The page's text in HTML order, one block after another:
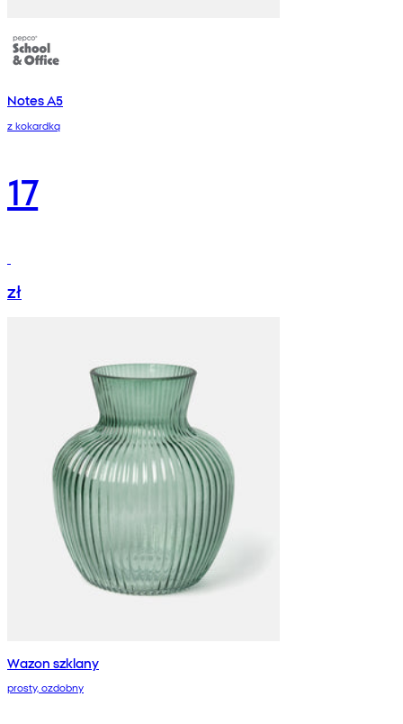
Notes A5
z kokardką
17
zł
Wazon szklany
prosty, ozdobny